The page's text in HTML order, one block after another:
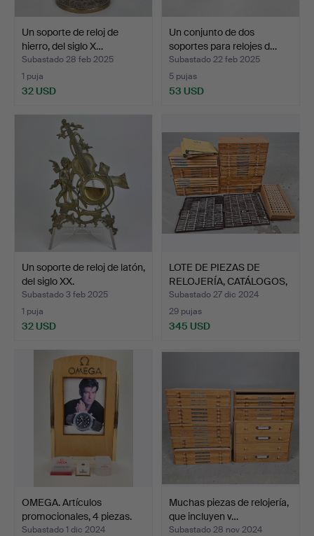
Un soporte de reloj de
hierro, del siglo X…
Subastado 28 feb 2025
1 puja
32 USD
Un conjunto de dos
soportes para relojes d…
Subastado 22 feb 2025
5 pujas
53 USD
Un soporte de reloj de latón,
del siglo XX.
Subastado 3 feb 2025
1 puja
32 USD
LOTE DE PIEZAS DE
RELOJERÍA, CATÁLOGOS,
en…
Subastado 27 dic 2024
29 pujas
345 USD
OMEGA. Artículos
promocionales, 4 piezas.
Subastado 1 dic 2024
Muchas piezas de relojería,
que incluyen v…
Subastado 28 nov 2024